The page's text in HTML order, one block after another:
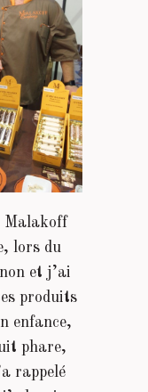
Malakoff
lors du
et j’ai
produits
enfance,
phare,
rappelé